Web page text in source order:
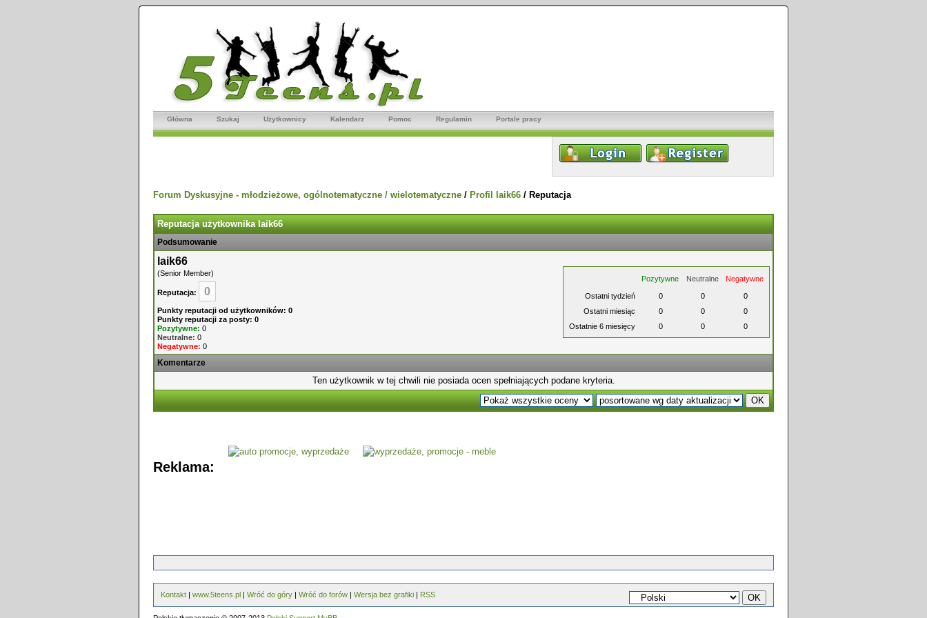
Główna Szukaj Użytkownicy Kalendarz Pomoc Regulamin Portale pracy
Forum Dyskusyjne - młodzieżowe, ogólnotematyczne / wielotematyczne / Profil laik66 / Reputacja
Reputacja użytkownika laik66
Podsumowanie
laik66
(Senior Member)
Reputacja: 0
Punkty reputacji od użytkowników: 0
Punkty reputacji za posty: 0
Pozytywne: 0
Neutralne: 0
Negatywne: 0
Pozytywne Neutralne Negatywne
Ostatni tydzień 0 0
0
Ostatni miesiąc
0 0
0
Ostatnie 6 miesięcy
0 0 0
Komentarze
Ten użytkownik w tej chwili nie posiada ocen spełniających podane kryteria.
Reklama:
Kontakt | www.5teens.pl | Wróć do góry | Wróć do forów | Wersja bez grafiki | RSS